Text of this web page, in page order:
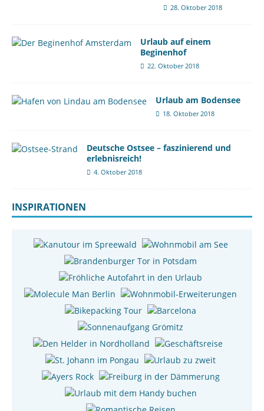
28. Oktober 2018
Urlaub auf einem
Beginenhof
22. Oktober 2018
Urlaub am Bodensee
18. Oktober 2018
Deutsche Ostsee – faszinierend und
erlebnisreich!
4. Oktober 2018
INSPIRATIONEN